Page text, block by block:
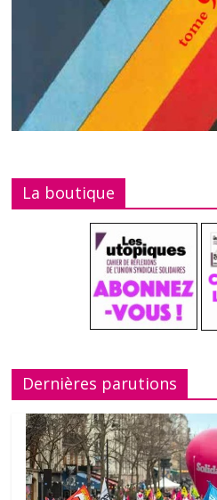
La boutique
Dernières parutions